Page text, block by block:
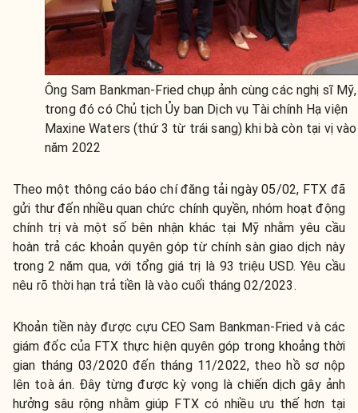
Ông Sam Bankman-Fried chụp ảnh cùng các nghị sĩ Mỹ,
trong đó có Chủ tịch Ủy ban Dịch vụ Tài chính Hạ viện
Maxine Waters (thứ 3 từ trái sang) khi bà còn tại vị vào
năm 2022
Theo một thông cáo báo chí đăng tải ngày 05/02, FTX đã
gửi thư đến nhiều quan chức chính quyền, nhóm hoạt động
chính trị và một số bên nhận khác tại Mỹ nhằm yêu cầu
hoàn trả các khoản quyên góp từ chính sàn giao dịch này
trong 2 năm qua, với tổng giá trị là 93 triệu USD. Yêu cầu
nêu rõ thời hạn trả tiền là vào cuối tháng 02/2023.
Khoản tiền này được cựu CEO Sam Bankman-Fried và các
giám đốc của FTX thực hiện quyên góp trong khoảng thời
gian tháng 03/2020 đến tháng 11/2022, theo hồ sơ nộp
lên toà án. Đây từng được kỳ vọng là chiến dịch gây ảnh
hưởng sâu rộng nhằm giúp FTX có nhiều ưu thế hơn tại